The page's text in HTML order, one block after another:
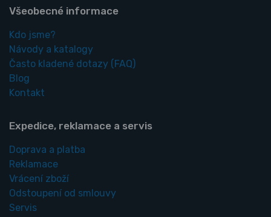
Všeobecné informace
Kdo jsme?
Návody a katalogy
Často kladené dotazy (FAQ)
Blog
Kontakt
Expedice, reklamace a servis
Doprava a platba
Reklamace
Vrácení zboží
Odstoupení od smlouvy
Servis